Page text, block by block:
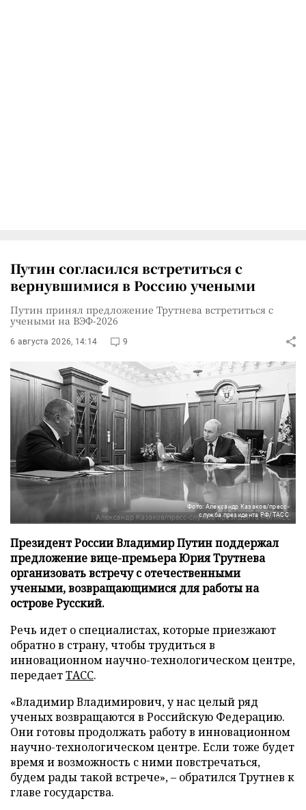
Путин согласился встретиться с
вернувшимися в Россию учеными
Путин принял предложение Трутнева встретиться с
учеными на ВЭФ-2026
6 августа 2026, 14:14 9
Фото: Александр Казаков/пресс-
служба президента РФ/ТАСС
Президент России Владимир Путин поддержал
предложение вице-премьера Юрия Трутнева
организовать встречу с отечественными
учеными, возвращающимися для работы на
острове Русский.
Речь идет о специалистах, которые приезжают
обратно в страну, чтобы трудиться в
инновационном научно-технологическом центре,
передаетТАСС.
«Владимир Владимирович, у нас целый ряд
ученых возвращаются в Российскую Федерацию.
Они готовы продолжать работу в инновационном
научно-технологическом центре. Если тоже будет
время и возможность с ними повстречаться,
будем рады такой встрече», – обратился Трутнев к
главе государства.